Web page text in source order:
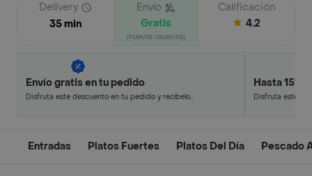
Delivery
35 min
Envío
Gratis
(nuevos usuarios)
Calificación
4.2
Envío gratis en tu pedido
Disfruta este descuento en tu pedido y recíbelo
Hasta 15%
Disfruta este
Entradas Platos Fuertes Platos Del Día Pescado